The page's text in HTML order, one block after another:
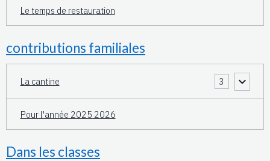
Le temps de restauration
contributions familiales
La cantine 3
Pour l'année 2025 2026
Dans les classes